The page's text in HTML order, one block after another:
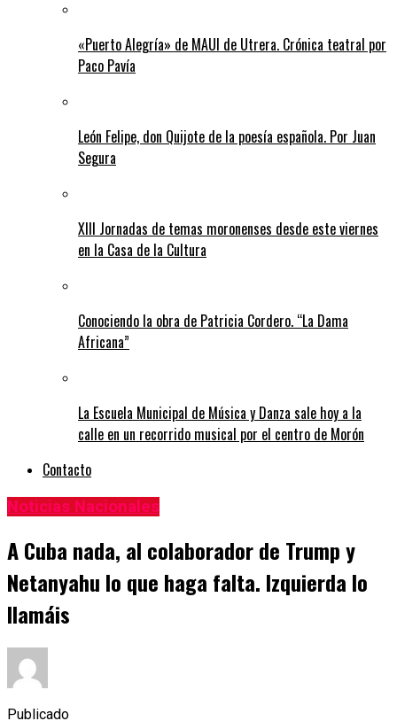
«Puerto Alegría» de MAUI de Utrera. Crónica teatral por
Paco Pavía
León Felipe, don Quijote de la poesía española. Por Juan
Segura
XIII Jornadas de temas moronenses desde este viernes
en la Casa de la Cultura
Conociendo la obra de Patricia Cordero. “La Dama
Africana”
La Escuela Municipal de Música y Danza sale hoy a la
calle en un recorrido musical por el centro de Morón
Contacto
Noticias Nacionales
A Cuba nada, al colaborador de Trump y
Netanyahu lo que haga falta. Izquierda lo
llamáis
Publicado